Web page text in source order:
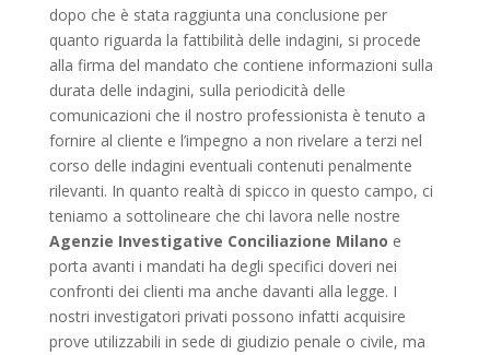
dopo che è stata raggiunta una conclusione per
quanto riguarda la fattibilità delle indagini, si procede
alla firma del mandato che contiene informazioni sulla
durata delle indagini, sulla periodicità delle
comunicazioni che il nostro professionista è tenuto a
fornire al cliente e l’impegno a non rivelare a terzi nel
corso delle indagini eventuali contenuti penalmente
rilevanti. In quanto realtà di spicco in questo campo, ci
teniamo a sottolineare che chi lavora nelle nostre
Agenzie Investigative Conciliazione Milano e
porta avanti i mandati ha degli specifici doveri nei
confronti dei clienti ma anche davanti alla legge. I
nostri investigatori privati possono infatti acquisire
prove utilizzabili in sede di giudizio penale o civile, ma